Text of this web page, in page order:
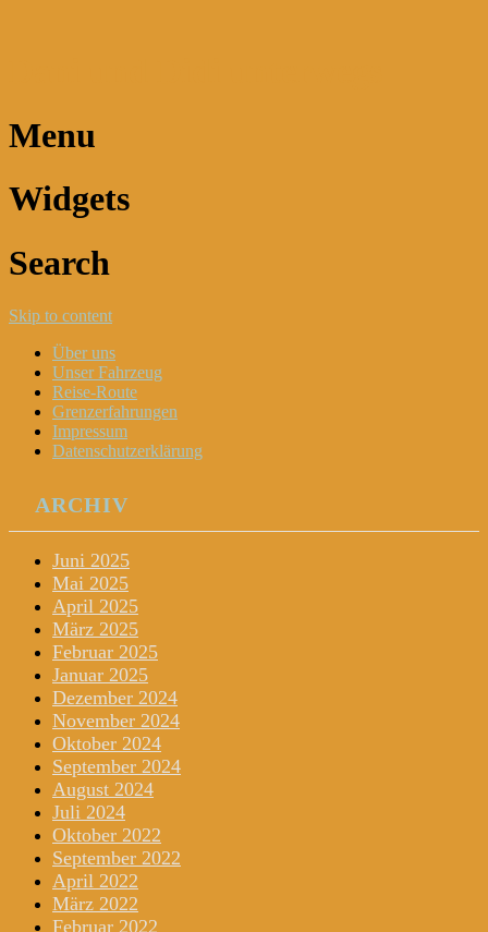
Menu
Widgets
Search
Skip to content
Über uns
Unser Fahrzeug
Reise-Route
Grenzerfahrungen
Impressum
Datenschutzerklärung
ARCHIV
Juni 2025
Mai 2025
April 2025
März 2025
Februar 2025
Januar 2025
Dezember 2024
November 2024
Oktober 2024
September 2024
August 2024
Juli 2024
Oktober 2022
September 2022
April 2022
März 2022
Februar 2022